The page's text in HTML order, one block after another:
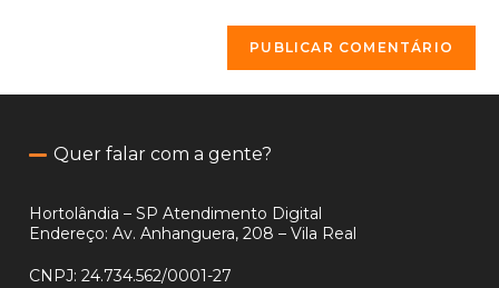
Quer falar com a gente?
Hortolândia – SP Atendimento Digital
Endereço: Av. Anhanguera, 208 – Vila Real
CNPJ: 24.734.562/0001-27